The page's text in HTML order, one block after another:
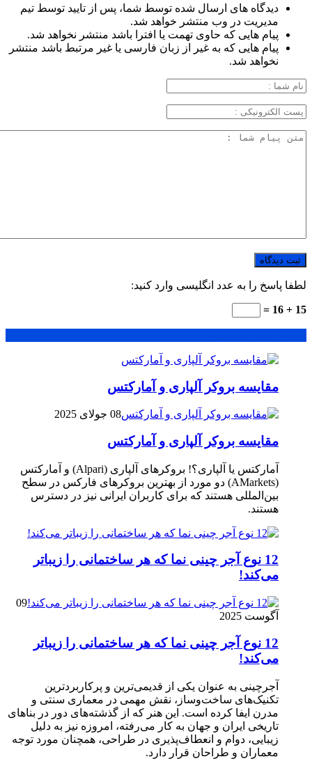
دیدگاه های ارسال شده توسط شما، پس از تایید توسط تیم
مدیریت در وب منتشر خواهد شد.
پیام هایی که حاوی تهمت یا افترا باشد منتشر نخواهد شد.
پیام هایی که به غیر از زبان فارسی یا غیر مرتبط باشد منتشر
نخواهد شد.
لطفا پاسخ را به عدد انگلیسی وارد کنید:
15 + 16 =
مقایسه بروکر آلپاری و آمارکتس
08 جولای 2025
مقایسه بروکر آلپاری و آمارکتس
آمارکتس یا آلپاری؟! بروکرهای آلپاری (Alpari) و آمارکتس
(AMarkets) دو مورد از بهترین بروکرهای فارکس در سطح
بین‌المللی هستند که برای کاربران ایرانی نیز در دسترس
هستند.
12 نوع آجر چینی نما که هر ساختمانی را زیباتر
می‌کند!
09
آگوست 2025
12 نوع آجر چینی نما که هر ساختمانی را زیباتر
می‌کند!
آجرچینی به عنوان یکی از قدیمی‌ترین و پرکاربردترین
تکنیک‌های ساخت‌وساز، نقش مهمی در معماری سنتی و
مدرن ایفا کرده است. این هنر که از گذشته‌های دور در بناهای
تاریخی ایران و جهان به کار می‌رفته، امروزه نیز به دلیل
زیبایی، دوام و انعطاف‌پذیری در طراحی، همچنان مورد توجه
معماران و طراحان قرار دارد.